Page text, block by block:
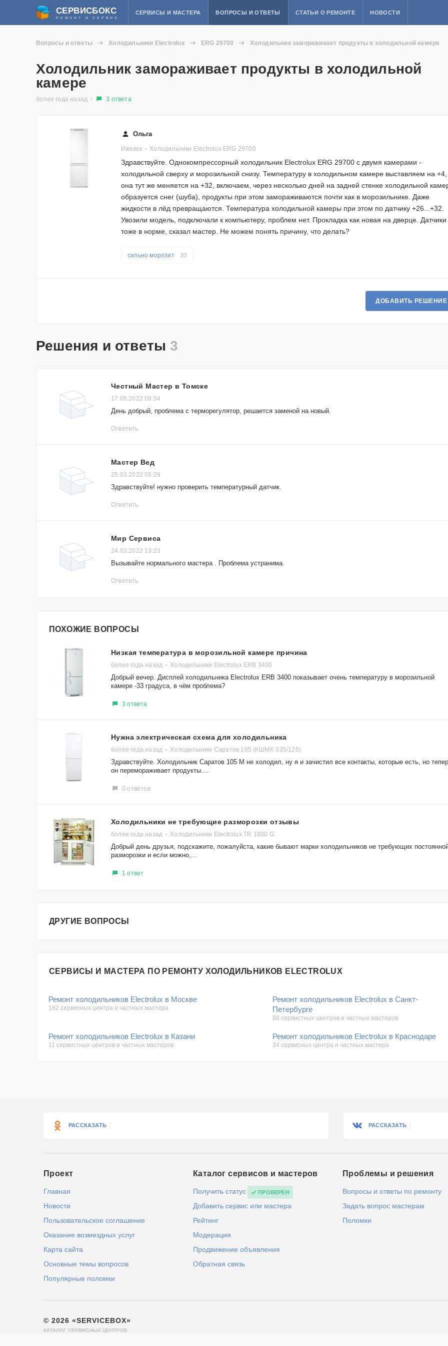
СЕРВИСБОКС
РЕМОНТ И СЕРВИС
СЕРВИСЫ И МАСТЕРА ВОПРОСЫ И ОТВЕТЫ СТАТЬИ О РЕМОНТЕ НОВОСТИ
Вопросы и ответы Холодильники Electrolux ERG 29700 Холодильник замораживает продукты в холодильной камере
Холодильник замораживает продукты в холодильной
камере
более года назад 3 ответа
Ольга
Ижевск Холодильники Electrolux ERG 29700
Здравствуйте. Однокомпрессорный холодильник Electrolux ERG 29700 с двумя камерами -
холодильной сверху и морозильной снизу. Температуру в холодильном камере выставляем на
она тут же меняется на +32, включаем, через несколько дней на задней стенке холодильной
образуется снег (шуба), продукты при этом замораживаются почти как в морозильнике. Даже
жидкости в лёд превращаются. Температура холодильной камеры при этом по датчику +26...+32.
Увозили модель, подключали к компьютеру, проблем нет. Прокладка как новая на дверце. Датчики
тоже в норме, сказал мастер. Не можем понять причину, что делать?
сильно морозит 30
ДОБАВИТЬ РЕШЕНИЕ
Решения и ответы 3
Честный Мастер в Томске
17.05.2022 09:54
День добрый, проблема с терморегулятор, решается заменой на новый.
Ответить
Мастер Вед
25.03.2022 05:29
Здравствуйте! нужно проверить температурный датчик.
Ответить
Мир Сервиса
24.03.2022 13:23
Вызывайте нормального мастера . Проблема устранима.
Ответить
ПОХОЖИЕ ВОПРОСЫ
Низкая температура в морозильной камере причина
более года назад Холодильники Electrolux ERB 3400
Добрый вечер. Дисплей холодильника Electrolux ERB 3400 показывает очень температуру в морозильной
камере -33 градуса, в чём проблема?
3 ответа
Нужна электрическая схема для холодильника
более года назад Холодильники Саратов 105 (КШМХ-335/125)
Здравствуйте. Холодильник Саратов 105 М не холодил, ну я и зачистил все контакты, которые есть, но
он перемораживает продукты....
0 ответов
Холодильники не требующие разморозки отзывы
более года назад Холодильники Electrolux TR 1800 G
Добрый день друзья, подскажите, пожалуйста, какие бывают марки холодильников не требующих
разморозки и если можно,...
1 ответ
ДРУГИЕ ВОПРОСЫ
СЕРВИСЫ И МАСТЕРА ПО РЕМОНТУ ХОЛОДИЛЬНИКОВ ELECTROLUX
Ремонт холодильников Electrolux в Москве
182 сервисных центра и частных мастера
Ремонт холодильников Electrolux в Санкт-
Петербурге
88 сервистных центров и частных мастеров
Ремонт холодильников Electrolux в Казани
11 сервистных центров и частных мастеров
Ремонт холодильников Electrolux в Краснодаре
34 сервисных центра и частных мастера
РАССКАЗАТЬ РАССКАЗАТЬ
Проект
Главная
Новости
Пользовательское соглашение
Оказание возмездных услуг
Карта сайта
Основные темы вопросов
Популярные поломки
Каталог сервисов и мастеров
Получить статус ПРОВЕРЕН
Добавить сервис или мастера
Рейтинг
Модерация
Продвижение объявления
Обратная связь
Проблемы и решения
Вопросы и ответы по ремонту
Задать вопрос мастерам
Поломки
© 2026 «SERVICEBOX»
КАТАЛОГ СЕРВИСНЫХ ЦЕНТРОВ